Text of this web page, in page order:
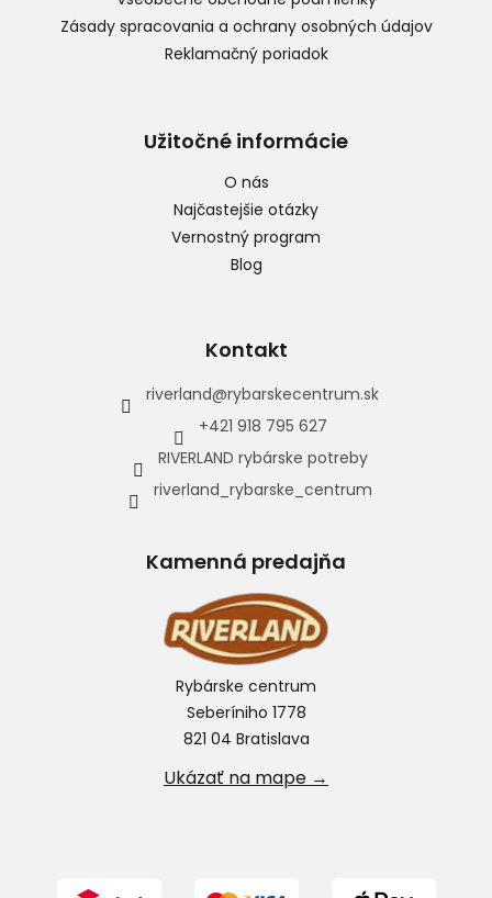
Zásady spracovania a ochrany osobných údajov
Reklamačný poriadok
Užitočné informácie
O nás
Najčastejšie otázky
Vernostný program
Blog
Kontakt
riverland@rybarskecentrum.sk
+421 918 795 627
RIVERLAND rybárske potreby
riverland_rybarske_centrum
Kamenná predajňa
Rybárske centrum
Seberíniho 1778
821 04 Bratislava
Ukázať na mape →